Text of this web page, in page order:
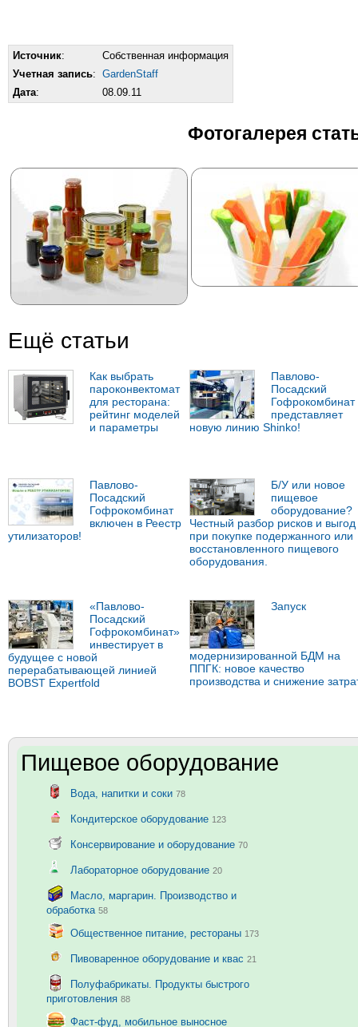
Источник:
Собственная информация
Учетная запись: GardenStaff
Дата: 08.09.11
Фотогалерея
Ещё статьи
Как выбрать
пароконвектомат
для ресторана:
рейтинг моделей
и параметры
Павлово-
Посадский
Гофрокомбинат
представляет
новую линию Shinko!
Павлово-
Посадский
Гофрокомбинат
включен в Реестр
утилизаторов!
Б/У или новое
пищевое
оборудование?
Честный разбор рисков и выгод
при покупке подержанного или
восстановленного пищевого
оборудования.
«Павлово-
Посадский
Гофрокомбинат»
инвестирует в
будущее с новой
перерабатывающей линией
BOBST Expertfold
Запуск
модернизированной БДМ на
ППГК: новое качество
производства и снижение
Пищевое оборудование
Вода, напитки и соки 78
Кондитерское оборудование 123
Консервирование и оборудование 70
Лабораторное оборудование 20
Масло, маргарин. Производство и
обработка 58
Общественное питание, рестораны 173
Пивоваренное оборудование и квас 21
Полуфабрикаты. Продукты быстрого
приготовления 88
Фаст-фуд, мобильное выносное